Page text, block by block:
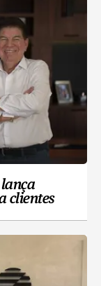
clientes